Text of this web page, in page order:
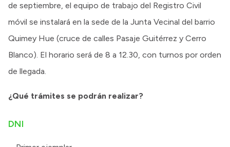
de septiembre, el equipo de trabajo del Registro Civil
móvil se instalará en la sede de la Junta Vecinal del barrio
Quimey Hue (cruce de calles Pasaje Guitérrez y Cerro
Blanco). El horario será de 8 a 12.30, con turnos por orden
de llegada.
¿Qué trámites se podrán realizar?
DNI